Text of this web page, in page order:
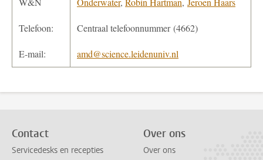
Telefoon: Centraal telefoonnummer (4662)
E-mail: amd@science.leidenuniv.nl
Contact
Servicedesks en recepties
Over ons
Over ons